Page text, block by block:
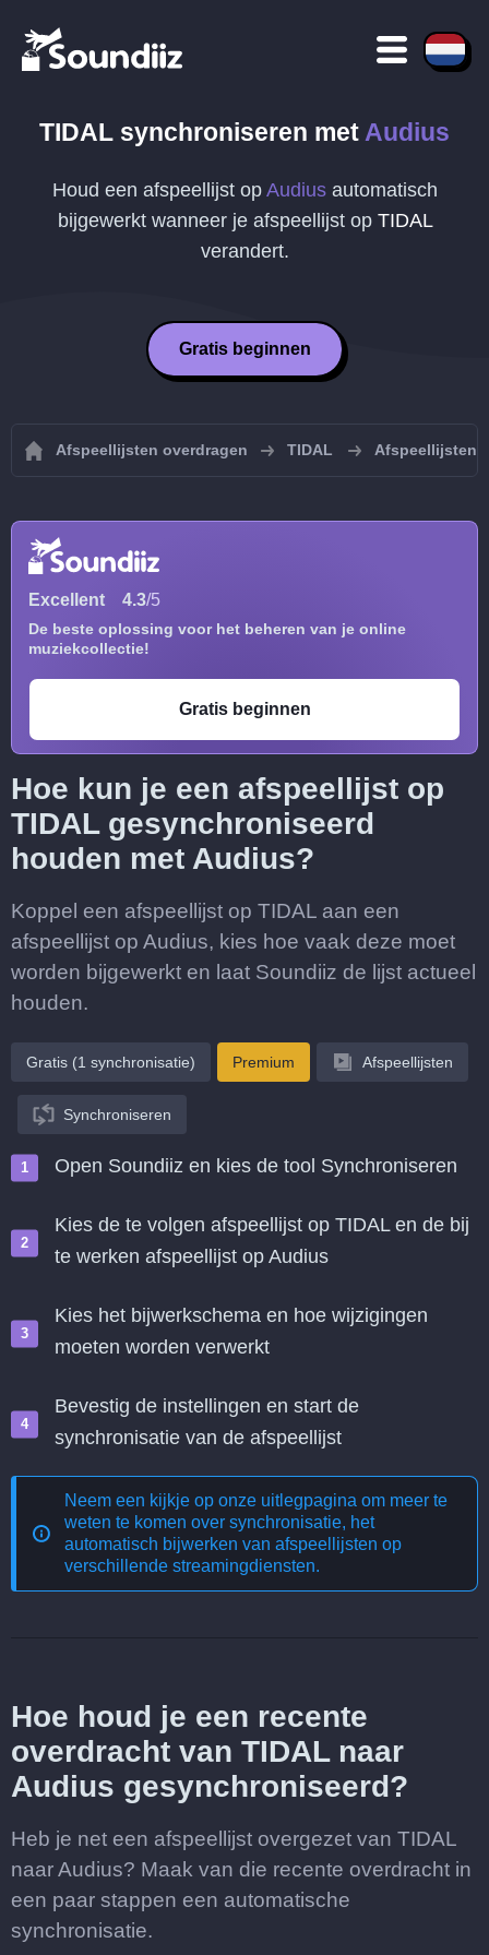
TIDAL synchroniseren met Audius
Houd een afspeellijst op Audiusautomatisch
bijgewerkt wanneer je afspeellijst op TIDAL
verandert.
Gratis beginnen
Afspeellijsten overdragen TIDAL Afspeellijsten
Excellent 4.3/5
De beste oplossing voor het beheren van je online
muziekcollectie!
Gratis beginnen
Hoe kun je een afspeellijst op
TIDAL gesynchroniseerd
houden met Audius?
Koppel een afspeellijst op TIDAL aan een
afspeellijst op Audius, kies hoe vaak deze moet
worden bijgewerkt en laat Soundiiz de lijst actueel
houden.
Gratis (1 synchronisatie) Premium Afspeellijsten
Synchroniseren
Open Soundiiz en kies de tool Synchroniseren
Kies de te volgen afspeellijst op TIDAL en de bij
te werken afspeellijst op Audius
Kies het bijwerkschema en hoe wijzigingen
moeten worden verwerkt
Bevestig de instellingen en start de
synchronisatie van de afspeellijst
Neem een kijkje op onze uitlegpagina om meer te
weten te komen over synchronisatie, het
automatisch bijwerken van afspeellijsten op
verschillende streamingdiensten.
Hoe houd je een recente
overdracht van TIDAL naar
Audius gesynchroniseerd?
Heb je net een afspeellijst overgezet van TIDAL
naar Audius? Maak van die recente overdracht in
een paar stappen een automatische
synchronisatie.